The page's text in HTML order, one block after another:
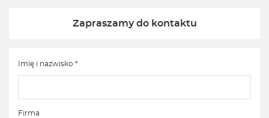
Zapraszamy do kontaktu
Imię i nazwisko *
Firma